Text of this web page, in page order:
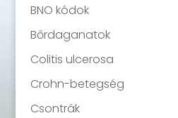
BNO kódok
Bőrdaganatok
Colitis ulcerosa
Crohn-betegség
Csontrák